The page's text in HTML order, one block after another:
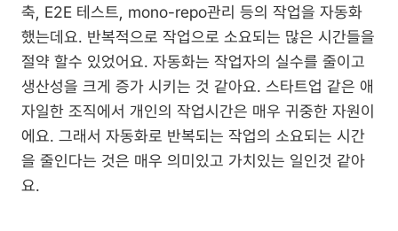
축, E2E 테스트, mono-repo관리 등의 작업을 자동화
했는데요. 반복적으로 작업으로 소요되는 많은 시간들을
절약 할수 있었어요. 자동화는 작업자의 실수를 줄이고
생산성을 크게 증가 시키는 것 같아요. 스타트업 같은 애
자일한 조직에서 개인의 작업시간은 매우 귀중한 자원이
에요. 그래서 자동화로 반복되는 작업의 소요되는 시간
을 줄인다는 것은 매우 의미있고 가치있는 일인것 같아
요.